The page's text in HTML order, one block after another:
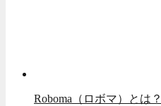
Roboma（ロボマ）とは